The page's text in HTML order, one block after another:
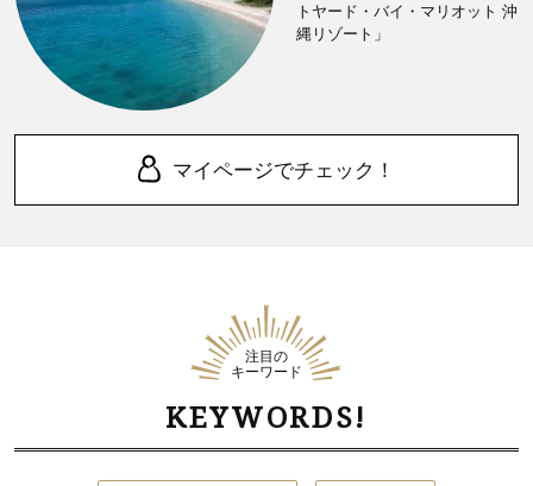
トヤード・バイ・マリオット 沖
縄リゾート」
マイページでチェック！
注目の
キーワード
KEYWORDS!